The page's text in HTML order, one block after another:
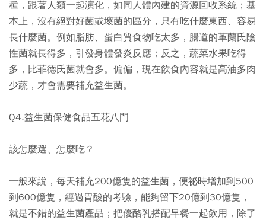
種，跟著人類一起演化，如同人體內建的資源回收系統；基
本上，沒有絕對好菌或壞菌的區分，只有吃什麼東西、容易
長什麼菌。例如脂肪、蛋白質食物吃太多，腸道的革蘭氏陰
性菌就長得多，引發身體發炎反應；反之，蔬菜水果吃得
多，比菲德氏菌就會多。偏偏，現在飲食內容就是高油多肉
少蔬，才會需要補充益生菌。
Q4.益生菌保健食品五花八門
該怎麼選、怎麼吃？
一般來說，每天補充200億隻的益生菌，便祕時增加到500
到600億隻，經過胃酸的考驗，能夠留下20億到30億隻，
就是不錯的益生菌產品；把優酪乳搭配早餐一起飲用，除了